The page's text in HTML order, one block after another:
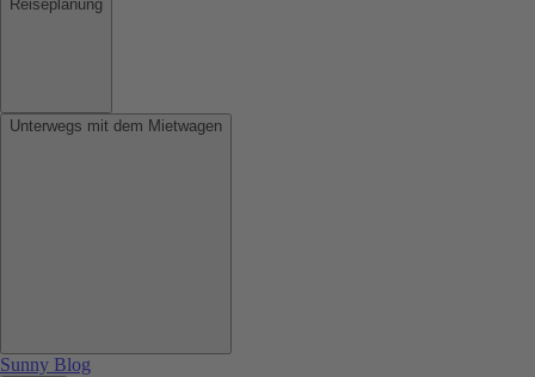
Reiseplanung
Unterwegs mit dem Mietwagen
Sunny Blog